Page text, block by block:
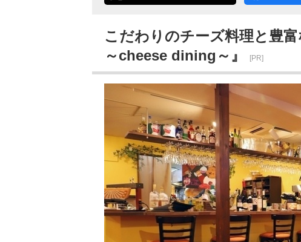
こだわりのチーズ料理と豊
～cheese dining～』
[PR]